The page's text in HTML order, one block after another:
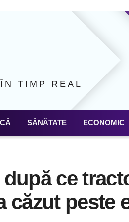
TIMP REAL
SĂNĂTATE ECONOMIC
ce
căzut peste